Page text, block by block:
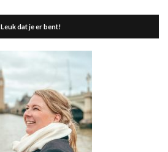
Leuk dat je er bent!